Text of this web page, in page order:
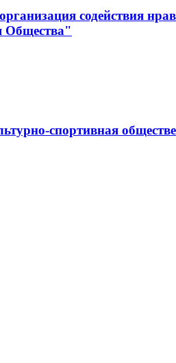
содействия
Общества"
спортивная